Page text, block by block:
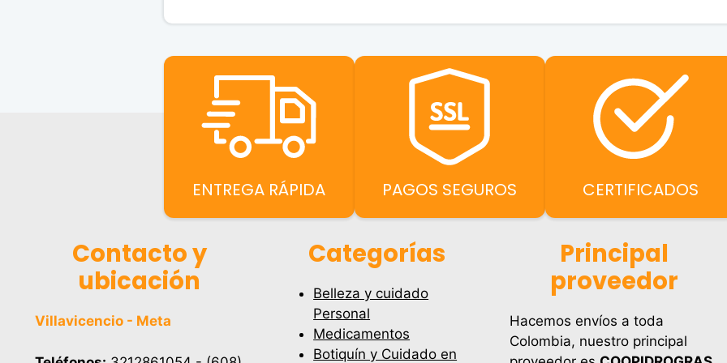
ENTREGA RÁPIDA PAGOS SEGUROS CERTIFICADOS
Contacto y
ubicación
Villavicencio - Meta
Categorías
Belleza y cuidado
Personal
Medicamentos
Botiquín y Cuidado en
Principal
proveedor
Hacemos envíos a toda
Colombia, nuestro principal